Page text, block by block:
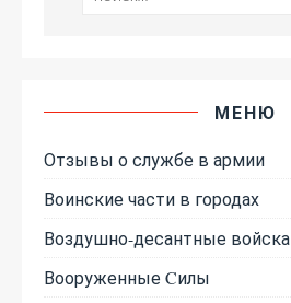
МЕНЮ
Отзывы о службе в армии
Воинские части в городах
Воздушно-десантные войска
Вооруженные Cилы